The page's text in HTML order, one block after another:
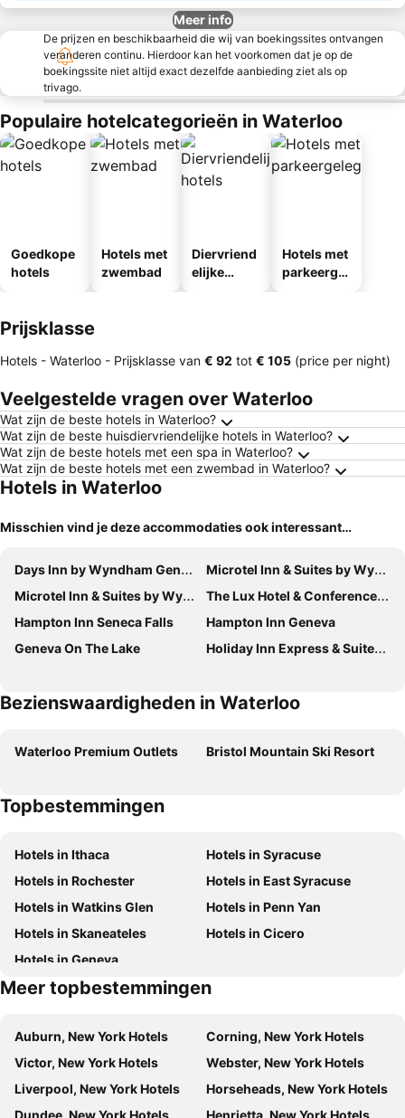
Meer info
De prijzen en beschikbaarheid die wij van boekingssites ontvangen
veranderen continu. Hierdoor kan het voorkomen dat je op de
boekingssite niet altijd exact dezelfde aanbieding ziet als op
trivago.
Populaire hotelcategorieën in Waterloo
Goedkope
hotels
Hotels met
zwembad
Diervriend
elijke
Hotels met
parkeergel
Prijsklasse
Hotels - Waterloo - Prijsklasse van ‎€ 92 tot ‎€ 105 (price per night)
Veelgestelde vragen over Waterloo
Wat zijn de beste hotels in Waterloo?
Wat zijn de beste huisdiervriendelijke hotels in Waterloo?
Wat zijn de beste hotels met een spa in Waterloo?
Wat zijn de beste hotels met een zwembad in Waterloo?
Hotels in Waterloo
Misschien vind je deze accommodaties ook interessant…
Days Inn by Wyndham Geneva/Finger Lakes
Microtel Inn & Suites by Wyndham Geneva
Microtel Inn & Suites by Wyndham Seneca Falls
The Lux Hotel & Conference Center
Hampton Inn Seneca Falls
Hampton Inn Geneva
Geneva On The Lake
Holiday Inn Express & Suites Geneva Finger Lakes By Ihg
Bezienswaardigheden in Waterloo
Waterloo Premium Outlets Bristol Mountain Ski Resort
Topbestemmingen
Hotels in Ithaca
Hotels in Syracuse
Hotels in Rochester
Hotels in East Syracuse
Hotels in Watkins Glen
Hotels in Penn Yan
Hotels in Skaneateles
Hotels in Cicero
Hotels in Geneva
Meer topbestemmingen
Auburn, New York Hotels
Corning, New York Hotels
Victor, New York Hotels
Webster, New York Hotels
Liverpool, New York Hotels
Horseheads, New York Hotels
Dundee, New York Hotels
Henrietta, New York Hotels